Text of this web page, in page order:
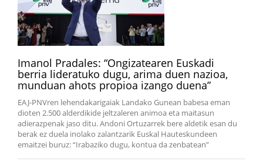
Imanol Pradales: “Ongizatearen Euskadi
berria lideratuko dugu, arima duen nazioa,
munduan ahots propioa izango duena”
EAJ-PNVren lehendakarigaiak Landako Gunean babesa eman
dioten 2.500 alderdikide jeltzaleren animoa eta maitasun
adierazpenak jaso ditu. Andoni Ortuzarrek bere aldetik esan du
berak ez duela inolako zalantzarik Euskal Hauteskundeen
emaitzei buruz: “Irabaziko dugu, kontua da zenbatean”